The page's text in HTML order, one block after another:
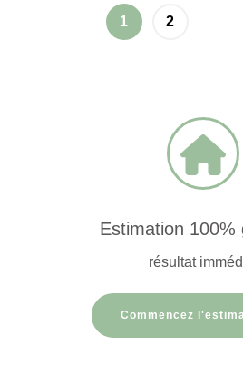
Pagination
publications
PAGE
1 PAGE
2
Estimation 100%
résultat
Commencez